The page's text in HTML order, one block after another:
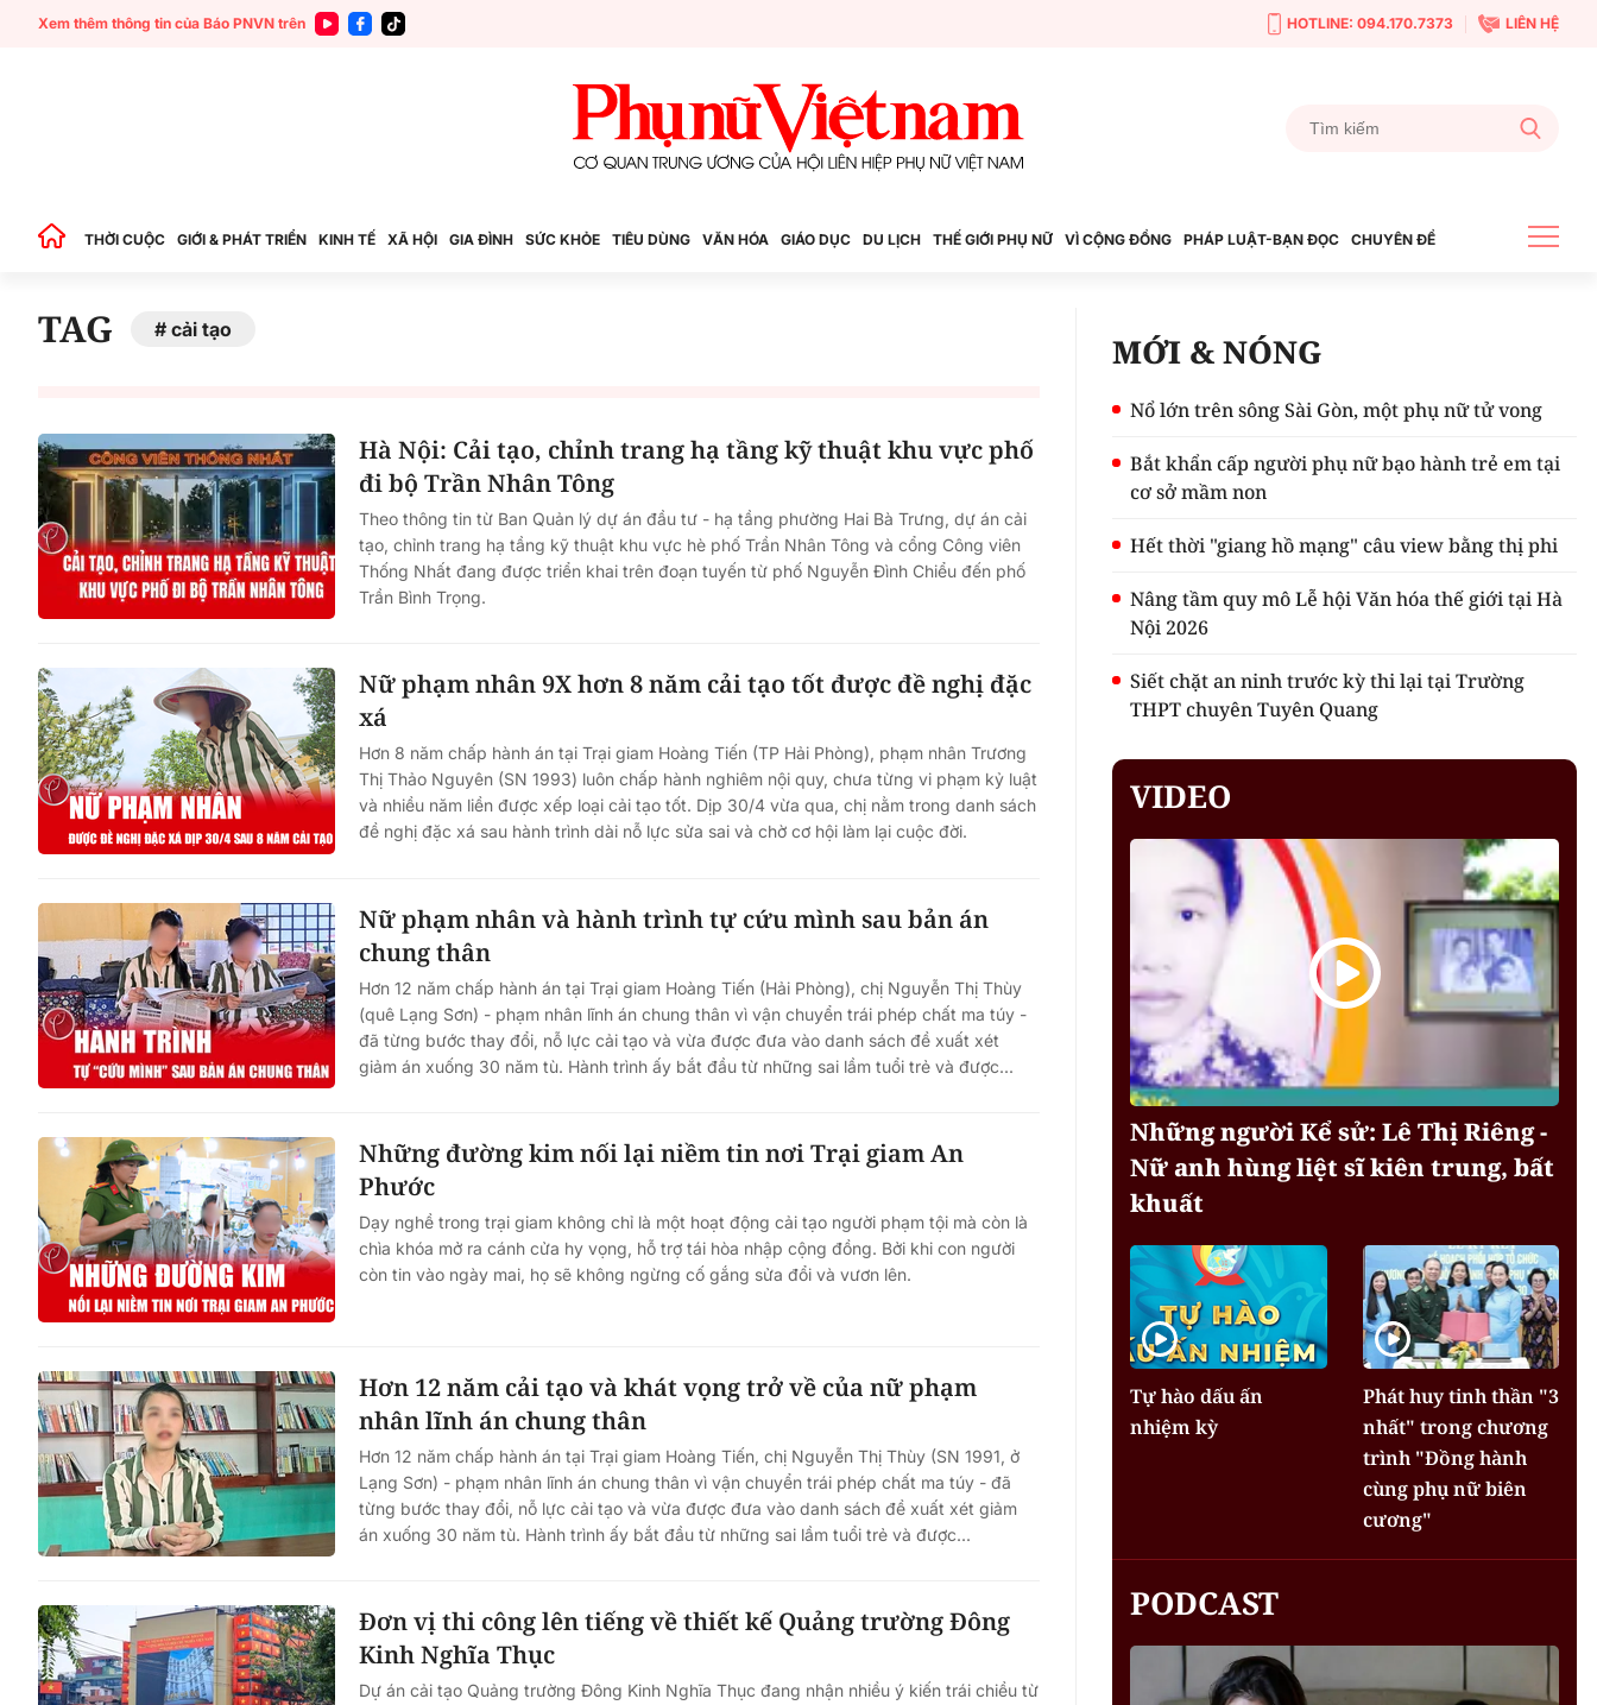
Xem thêm thông tin của Báo PNVN trên HOTLINE: 094.170.7373 LIÊN HỆ
THỜI CUỘC GIỚI & PHÁT TRIỂN KINH TẾ XÃ HỘI GIA ĐÌNH SỨC KHỎE TIÊU DÙNG VĂN HÓA GIÁO DỤC DU LỊCH THẾ GIỚI PHỤ NỮ VÌ CỘNG ĐỒNG PHÁP LUẬT-BẠN ĐỌC CHUYÊN ĐỀ
TAG cải tạo
Hà Nội: Cải tạo, chỉnh trang hạ tầng kỹ thuật khu vực phố
đi bộ Trần Nhân Tông
Theo thông tin từ Ban Quản lý dự án đầu tư - hạ tầng phường Hai Bà Trưng, dự án cải
tạo, chỉnh trang hạ tầng kỹ thuật khu vực hè phố Trần Nhân Tông và cổng Công viên
Thống Nhất đang được triển khai trên đoạn tuyến từ phố Nguyễn Đình Chiểu đến phố
Trần Bình Trọng.
Nữ phạm nhân 9X hơn 8 năm cải tạo tốt được đề nghị đặc
xá
Hơn 8 năm chấp hành án tại Trại giam Hoàng Tiến (TP Hải Phòng), phạm nhân Trương
Thị Thảo Nguyên (SN 1993) luôn chấp hành nghiêm nội quy, chưa từng vi phạm kỷ luật
và nhiều năm liền được xếp loại cải tạo tốt. Dịp 30/4 vừa qua, chị nằm trong danh sách
đề nghị đặc xá sau hành trình dài nỗ lực sửa sai và chờ cơ hội làm lại cuộc đời.
Nữ phạm nhân và hành trình tự cứu mình sau bản án
chung thân
Hơn 12 năm chấp hành án tại Trại giam Hoàng Tiến (Hải Phòng), chị Nguyễn Thị Thùy
(quê Lạng Sơn) - phạm nhân lĩnh án chung thân vì vận chuyển trái phép chất ma túy -
đã từng bước thay đổi, nỗ lực cải tạo và vừa được đưa vào danh sách đề xuất xét
giảm án xuống 30 năm tù. Hành trình ấy bắt đầu từ những sai lầm tuổi trẻ và được...
Những đường kim nối lại niềm tin nơi Trại giam An
Phước
Dạy nghề trong trại giam không chỉ là một hoạt động cải tạo người phạm tội mà còn là
chìa khóa mở ra cánh cửa hy vọng, hỗ trợ tái hòa nhập cộng đồng. Bởi khi con người
còn tin vào ngày mai, họ sẽ không ngừng cố gắng sửa đổi và vươn lên.
Hơn 12 năm cải tạo và khát vọng trở về của nữ phạm
nhân lĩnh án chung thân
Hơn 12 năm chấp hành án tại Trại giam Hoàng Tiến, chị Nguyễn Thị Thùy (SN 1991, ở
Lạng Sơn) - phạm nhân lĩnh án chung thân vì vận chuyển trái phép chất ma túy - đã
từng bước thay đổi, nỗ lực cải tạo và vừa được đưa vào danh sách đề xuất xét giảm
án xuống 30 năm tù. Hành trình ấy bắt đầu từ những sai lầm tuổi trẻ và được...
Đơn vị thi công lên tiếng về thiết kế Quảng trường Đông
Kinh Nghĩa Thục
Dự án cải tạo Quảng trường Đông Kinh Nghĩa Thục đang nhận nhiều ý kiến trái chiều từ
MỚI & NÓNG
Nổ lớn trên sông Sài Gòn, một phụ nữ tử vong
Bắt khẩn cấp người phụ nữ bạo hành trẻ em tại
cơ sở mầm non
Hết thời "giang hồ mạng" câu view bằng thị phi
Nâng tầm quy mô Lễ hội Văn hóa thế giới tại Hà
Nội 2026
Siết chặt an ninh trước kỳ thi lại tại Trường
THPT chuyên Tuyên Quang
VIDEO
Những người Kể sử: Lê Thị Riêng -
Nữ anh hùng liệt sĩ kiên trung, bất
khuất
Tự hào dấu ấn
nhiệm kỳ
Phát huy tinh thần "3
nhất" trong chương
trình "Đồng hành
cùng phụ nữ biên
cương"
PODCAST